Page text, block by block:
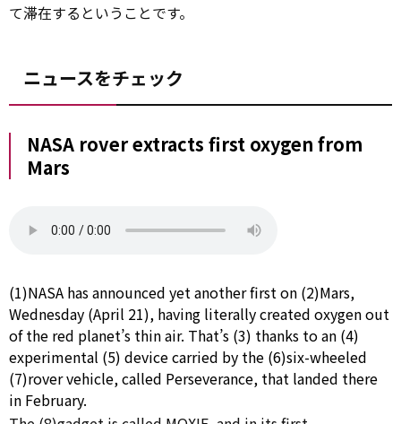
て滞在するということです。
ニュースをチェック
NASA rover extracts first oxygen from
Mars
(1)NASA has announced yetanotherfirston (2)Mars,
Wednesday (April 21), having literallycreated oxygenout
ofthe red planet’s thin air. That’s (3) thanks toan (4)
experimental (5) devicecarried by the (6)six-wheeled
(7)rover vehicle, called Perseverance, that landed there
in February.